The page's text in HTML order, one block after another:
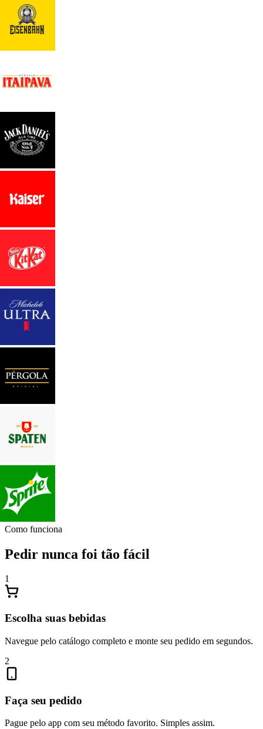
Como funciona
Pedir nunca foi tão fácil
1
Escolha suas bebidas
Navegue pelo catálogo completo e monte seu pedido em segundos.
2
Faça seu pedido
Pague pelo app com seu método favorito. Simples assim.